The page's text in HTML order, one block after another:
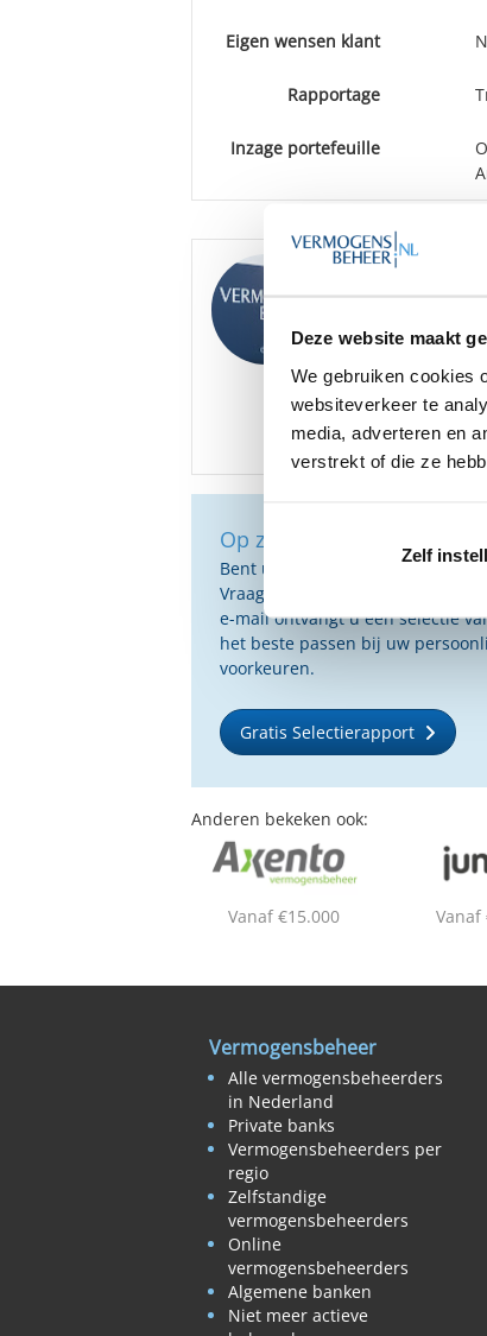
Deze website maakt
We gebruiken cookies
websiteverkeer te
media, adverteren en
verstrekt of die ze
Zelf
Eigen wensen klant
Rapportage
Inzage portefeuille
Goedemorgen
We hebben
Bent u hier
Op zoek naar de beste
Bent u op zoek naar de voor u
Vraag dan gratis en geheel
e-mail ontvangt u een selectie
het beste passen bij uw
voorkeuren.
Gratis Selectierapport
Anderen bekeken ook:
Vanaf €15.000 Vanaf
Vermogensbeheer
Alle vermogensbeheerders
in Nederland
Private banks
Vermogensbeheerders per
regio
Zelfstandige
vermogensbeheerders
Online
vermogensbeheerders
Algemene banken
Niet meer actieve